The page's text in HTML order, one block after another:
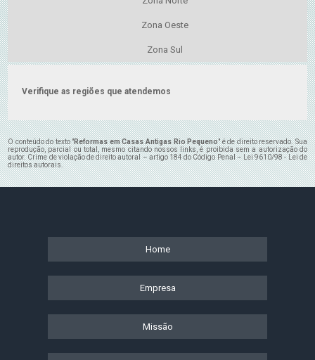
Zona Oeste
Zona Sul
Verifique as regiões que atendemos
O conteúdo do texto "Reformas em Casas Antigas Rio Pequeno" é de direito reservado. Sua
reprodução, parcial ou total, mesmo citando nossos links, é proibida sem a autorização do
autor. Crime de violação de direito autoral – artigo 184 do Código Penal –Lei 9610/98 - Lei de
direitos autorais.
Home
Empresa
Missão